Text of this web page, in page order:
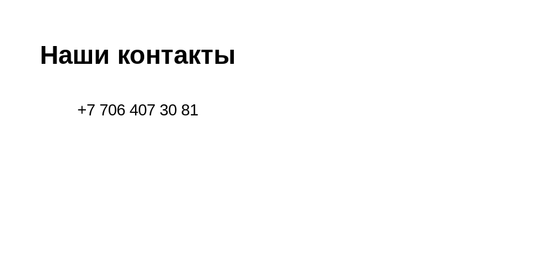
Наши контакты
+7 706 407 30 81